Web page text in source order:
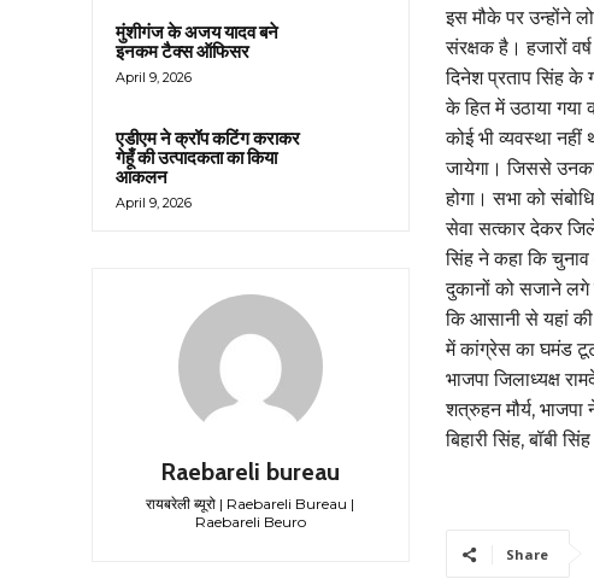
मुंशीगंज के अजय यादव बने
इनकम टैक्स ऑफिसर
April 9, 2026
एडीएम ने क्रॉप कटिंग कराकर
गेहूँ की उत्पादकता का किया
आकलन
April 9, 2026
Raebareli bureau
रायबरेली ब्यूरो | Raebareli Bureau |
Raebareli Beuro
इस मौके पर उन्होंने
संरक्षक है। हजारों
दिनेश प्रताप सिंह के
के हित में उठाया
कोई भी व्यवस्था नहीं
जायेगा। जिससे
होगा। सभा को
सेवा सत्कार देकर
सिंह ने कहा कि
दुकानों को सजाने
कि आसानी से यहां
में कांग्रेस का घमंड
भाजपा जिलाध्यक्ष
शत्रुहन मौर्य, भाजपा
बिहारी सिंह, बॉबी
Share